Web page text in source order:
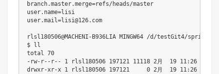
branch.master.merge=refs/heads/master
user.name=lisi
user.mail=lisi@126.com
rlsl180506@MACHENI-B936LIA MINGW64 /d/testGit4/
$ ll
total 70
-rw-r--r-- 1 rlsl180506 197121 11118 2月  19 11:26
drwxr-xr-x 1 rlsl180506 197121     0 2月  19 11:26